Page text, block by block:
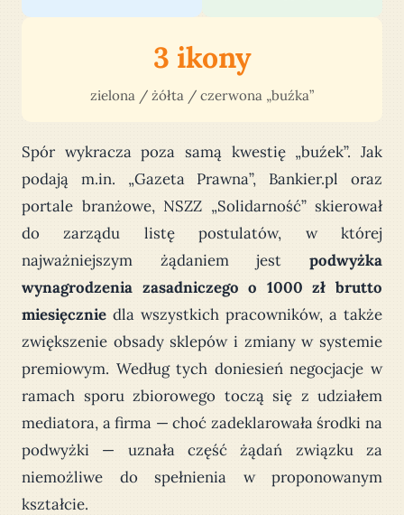
3 ikony
zielona / żółta / czerwona „buźka”
Spór wykracza poza samą kwestię „buźek”. Jak
podają m.in. „Gazeta Prawna”, Bankier.pl oraz
portale branżowe, NSZZ „Solidarność” skierował
do zarządu listę postulatów, w której
najważniejszym żądaniem jest podwyżka
wynagrodzenia zasadniczego o 1000 zł brutto
miesięcznie dla wszystkich pracowników, a także
zwiększenie obsady sklepów i zmiany w systemie
premiowym. Według tych doniesień negocjacje w
ramach sporu zbiorowego toczą się z udziałem
mediatora, a firma — choć zadeklarowała środki na
podwyżki — uznała część żądań związku za
niemożliwe do spełnienia w proponowanym
kształcie.